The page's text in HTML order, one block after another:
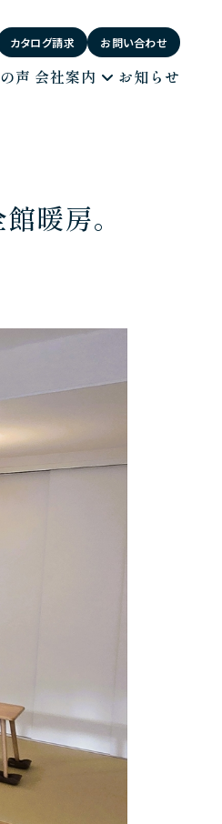
カタログ請求 お問い合わせ
声 会社案内 お知らせ
暖房。